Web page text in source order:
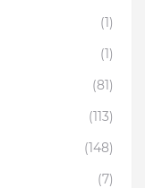
(1)
(1)
(81)
(113)
(148)
(7)